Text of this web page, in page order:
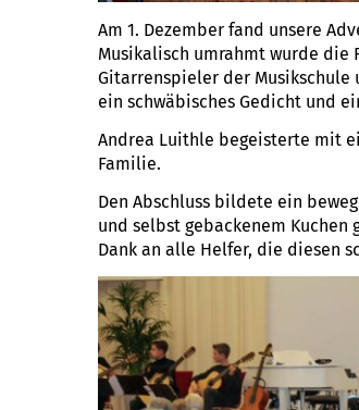
Am 1. Dezember fand unsere
Musikalisch umrahmt wurde die
Gitarrenspieler der Musikschule
ein schwäbisches Gedicht und
Andrea Luithle begeisterte mit
Familie.
Den Abschluss bildete ein
und selbst gebackenem Kuchen
Dank an alle Helfer, die diesen